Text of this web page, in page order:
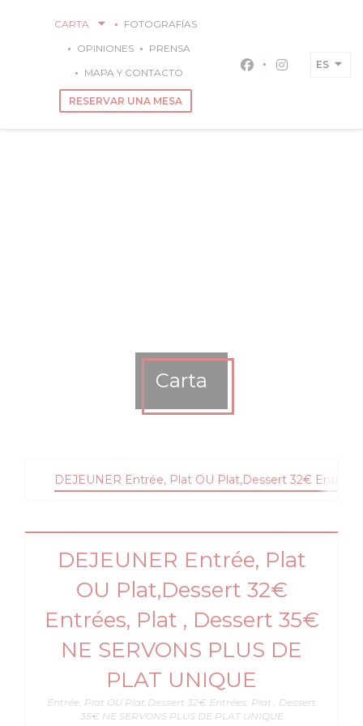
CARTA
FOTOGRAFÍAS
OPINIONES
PRENSA
MAPA Y CONTACTO
RESERVAR UNA MESA
Facebook ((abre
Instagram
ES
Carta
DEJEUNER Entrée, Plat OU Plat,Dessert 32€
DEJEUNER Entrée, Plat
OU Plat,Dessert 32€
Entrées, Plat , Dessert 35€
NE SERVONS PLUS DE
PLAT UNIQUE
Entrée, Plat OU Plat,Dessert 32€ Entrées, Plat , Dessert
35€ NE SERVONS PLUS DE PLAT UNIQUE